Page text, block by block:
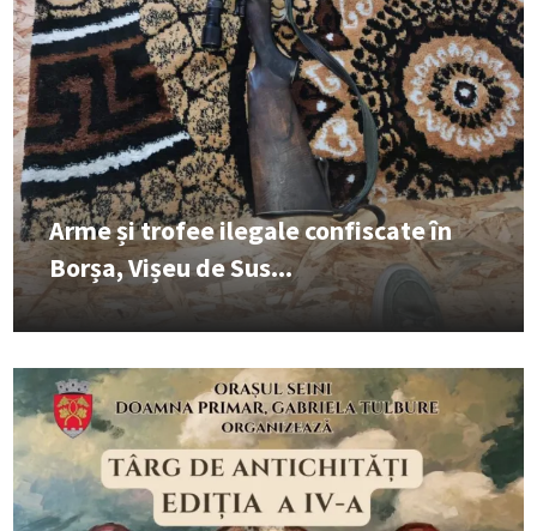
Arme și trofee ilegale confiscate în
Borșa, Vișeu de Sus...